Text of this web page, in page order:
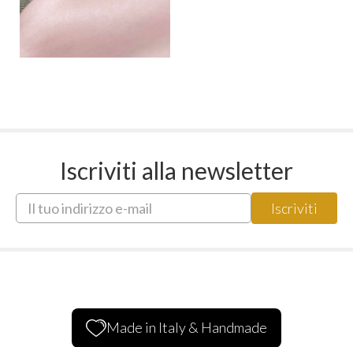
Iscriviti alla newsletter
Made in Italy & Handmade